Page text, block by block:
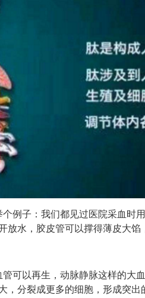
例子：我们都见过医院采血时
放水，胶皮管可以撑得薄皮大馅
可以再生，动脉静脉这样的大
，分裂成更多的细胞，形成突出